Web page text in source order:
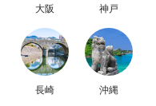
大阪 神戸
長崎 沖縄